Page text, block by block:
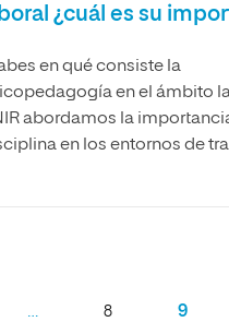
¿cuál es su
en qué consiste la
en el ámbito
abordamos la
en los entornos de
… 8 9